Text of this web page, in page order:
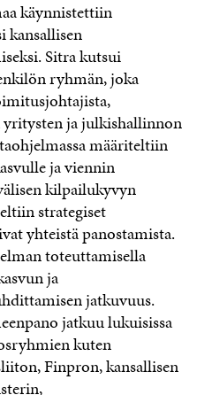
käynnistettiin
kansallisen
Sitra kutsui
ryhmän, joka
yritysten ja julkishallinnon
määriteltiin
ja viennin
kilpailukyvyn
strategiset
yhteistä panostamista.
toteuttamisella
ja
jatkuvuus.
jatkuu lukuisissa
kuten
Finpron, kansallisen